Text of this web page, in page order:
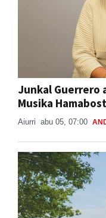
Junkal Guerrero
Musika
Aiurri abu 05, 07:00